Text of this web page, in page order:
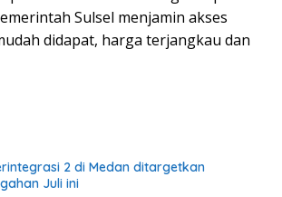
Sulsel menjamin akses
didapat, harga terjangkau dan
2 di Medan ditargetkan
Juli ini